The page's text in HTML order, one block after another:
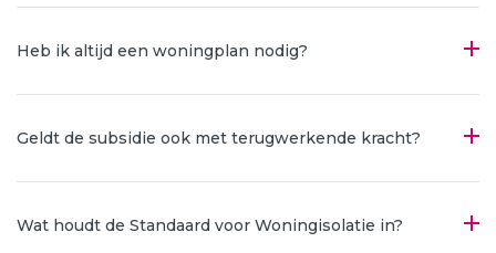
Heb ik altijd een woningplan nodig?
Geldt de subsidie ook met terugwerkende kracht?
Wat houdt de Standaard voor Woningisolatie in?